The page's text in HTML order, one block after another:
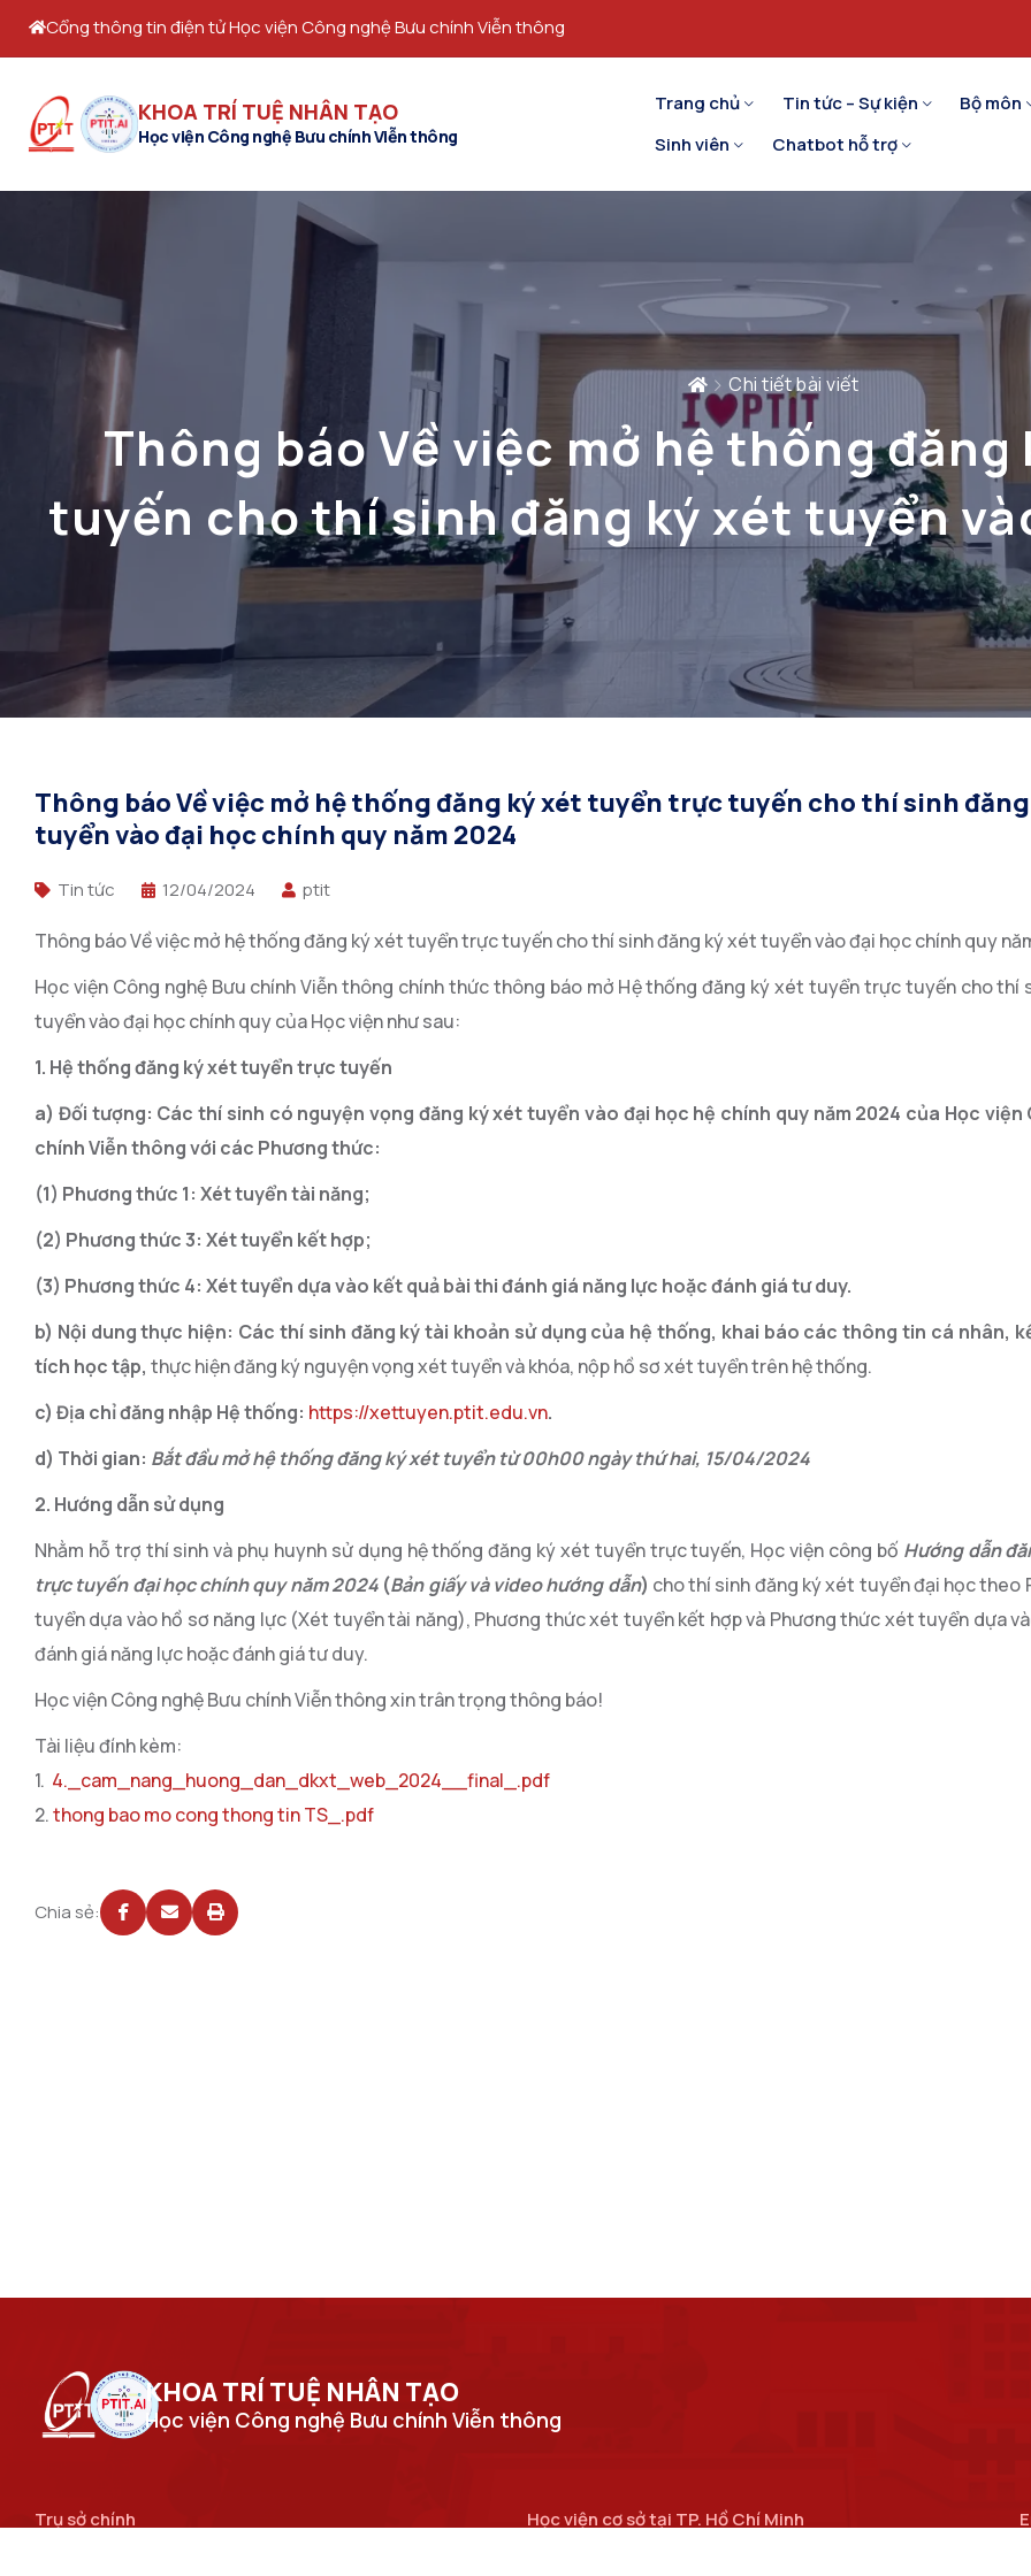
Cổng thông tin điện tử Học viện Công nghệ Bưu chính Viễn thông
KHOA TRÍ TUỆ NHÂN TẠO
Học viện Công nghệ Bưu chính Viễn thông
Trang chủ Tin tức – Sự kiện Bộ môn
Sinh viên
Chatbot hỗ trợ
Chi tiết bài viết
Thông báo Về việc mở hệ thống
tuyến cho thí sinh đăng ký xét tuyển
năm 2024
Thông báo Về việc mở hệ thống đăng ký xét tuyển trực tuyến cho thí sinh
tuyển vào đại học chính quy năm 2024
Tin tức 12/04/2024 ptit
Thông báo Về việc mở hệ thống đăng ký xét tuyển trực tuyến cho thí sinh đăng ký xét tuyển vào đại học chính quy
Học viện Công nghệ Bưu chính Viễn thông chính thức thông báo mở Hệ thống đăng ký xét tuyển trực tuyến cho thí
tuyển vào đại học chính quy của Học viện như sau:
1. Hệthống đăng ký xét tuyển trực tuyến
a) Đối tượng: Các thí sinh có nguyện vọng đăng ký xét tuyển vào đại học hệ chính quy năm 2024 của Học viện
chính Viễn thông với các Phương thức:
(1) Phương thức 1: Xét tuyểntài năng;
(2) Phương thức 3: Xét tuyển kết hợp;
(3) Phương thức 4: Xét tuyển dựa vào kết quả bài thi đánh giá năng lực hoặc đánh giá tư duy.
b) Nội dung thực hiện: Các thí sinh đăng ký tài khoản sử dụng của hệ thống, khai báo các thông tin cá nhân,
tích học tập, thực hiện đăng ký nguyện vọng xét tuyển và khóa, nộp hồ sơ xét tuyển trên hệ thống.
c) Địa chỉ đăng nhập Hệ thống: https://xettuyen.ptit.edu.vn.
d) Thời gian: Bắt đầu mở hệ thống đăng kýxét tuyểntừ 00h00 ngày thứhai, 15/04/2024
2. Hướng dẫn sử dụng
Nhằm hỗ trợ thí sinh và phụ huynh sử dụng hệ thống đăng ký xét tuyển trực tuyến, Học viện công bố Hướng dẫn
trực tuyếnđại học chính quy năm 2024 (Bản giấy và video hướng dẫn) cho thí sinh đăng ký xét tuyển đại học theo
tuyển dựa vào hồ sơ năng lực (Xét tuyển tài năng), Phương thức xét tuyển kết hợp và Phương thức xét tuyển dựa
đánh giá năng lực hoặc đánh giá tư duy.
Học viện Công nghệ Bưu chính Viễn thông xin trân trọng thông báo!
Tài liệu đính kèm:
1. 4._cam_nang_huong_dan_dkxt_web_2024__final_.pdf
2.thong bao mo cong thong tin TS_.pdf
Chia sẻ:
KHOA TRÍ TUỆ NHÂN TẠO​
Học viện Công nghệ Bưu chính Viễn thông
Trụ sở chính Học viện cơ sở tại TP. Hồ Chí Minh